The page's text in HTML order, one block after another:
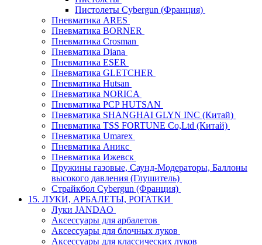
Пистолеты Cybergun (Франция)
Пневматика ARES
Пневматика BORNER
Пневматика Crosman
Пневматика Diana
Пневматика ESER
Пневматика GLETCHER
Пневматика Hutsan
Пневматика NORICA
Пневматика PCP HUTSAN
Пневматика SHANGHAI GLYN INC (Китай)
Пневматика TSS FORTUNE Co,Ltd (Китай)
Пневматика Umarex
Пневматика Аникс
Пневматика Ижевск
Пружины газовые, Саунд-Модераторы, Баллоны
высокого давления (Глушитель)
Страйкбол Cybergun (Франция)
15. ЛУКИ, АРБАЛЕТЫ, РОГАТКИ
Луки JANDAO
Аксессуары для арбалетов
Аксессуары для блочных луков
Аксессуары для классических луков